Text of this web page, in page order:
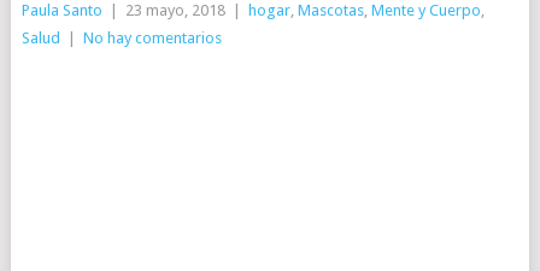
Paula Santo 23 mayo, 2018 hogar, Mascotas, Mente y Cuerpo,
Salud
No hay comentarios